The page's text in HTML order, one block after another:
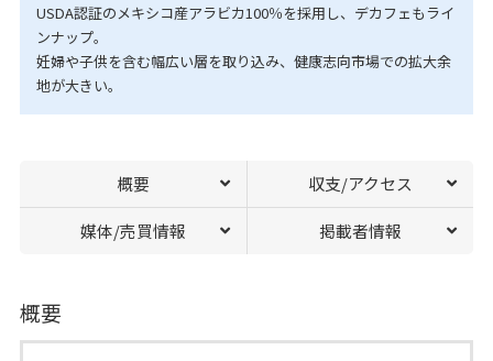
USDA認証のメキシコ産アラビカ100％を採用し、デカフェもライ
ンナップ。
妊婦や子供を含む幅広い層を取り込み、健康志向市場での拡大余
地が大きい。
概要 収支/アクセス
媒体/売買情報 掲載者情報
概要